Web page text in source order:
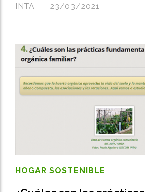
INTA 23/03/2021
HOGAR SOSTENIBLE